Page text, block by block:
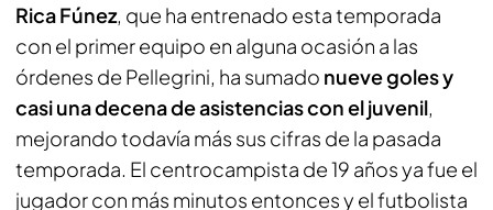
Rica Fúnez, que ha entrenado esta temporada
con el primer equipo en alguna ocasión a las
órdenes de Pellegrini, ha sumado nueve goles y
casi una decena de asistencias con el juvenil,
mejorando todavía más sus cifras de la pasada
temporada. El centrocampista de 19 años ya fue el
jugador con más minutos entonces y el futbolista